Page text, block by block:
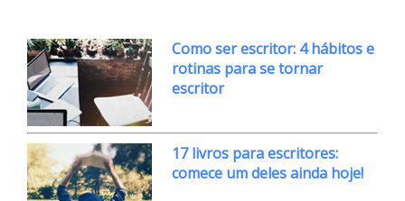
Como ser escritor: 4 hábitos e
rotinas para se tornar
escritor
17 livros para escritores:
comece um deles ainda hoje!